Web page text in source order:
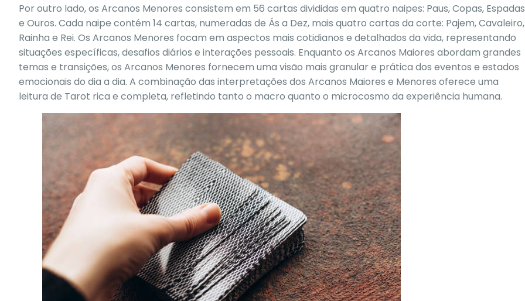
Por outro lado, os Arcanos Menores consistem em 56 cartas divididas em quatro naipes: Paus, Copas, Espadas
e Ouros. Cada naipe contém 14 cartas, numeradas de Ás a Dez, mais quatro cartas da corte: Pajem, Cavaleiro,
Rainha e Rei. Os Arcanos Menores focam em aspectos mais cotidianos e detalhados da vida, representando
situações específicas, desafios diários e interações pessoais. Enquanto os Arcanos Maiores abordam grandes
temas e transições, os Arcanos Menores fornecem uma visão mais granular e prática dos eventos e estados
emocionais do dia a dia. A combinação das interpretações dos Arcanos Maiores e Menores oferece uma
leitura de Tarot rica e completa, refletindo tanto o macro quanto o microcosmo da experiência humana.